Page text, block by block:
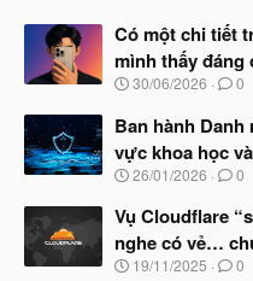
Có một chi tiết
mình thấy đáng
N
à
b
ắ
đ
ầ
u
30/06/2026 0
Ban hành
vực khoa học
N
à
y
b
ắ
26/01/2026 0
Vụ Cloudflare
nghe có vẻ…
N
19/11/2025 0